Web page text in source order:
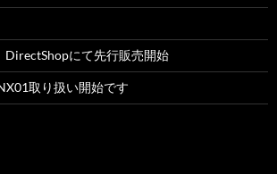
DirectShopにて先行販売開始
取り扱い開始です